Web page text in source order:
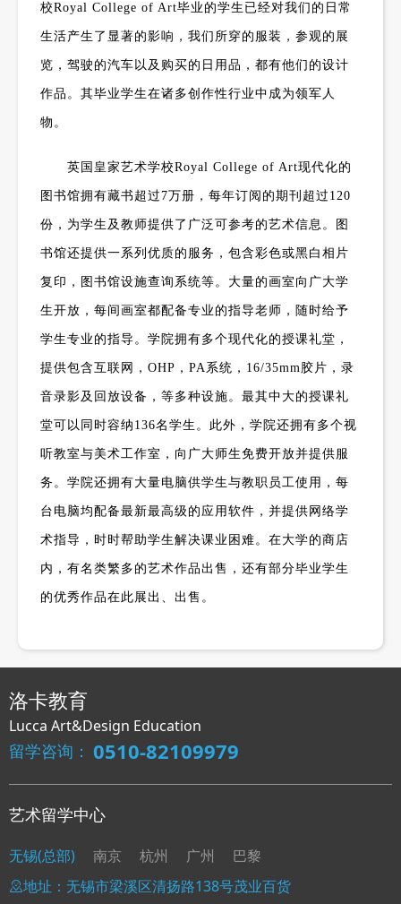
校Royal College of Art毕业的学生已经对我们的日常
生活产生了显著的影响，我们所穿的服装，参观的展
览，驾驶的汽车以及购买的日用品，都有他们的设计
作品。其毕业学生在诸多创作性行业中成为领军人
物。
英国皇家艺术学校Royal College of Art现代化的
图书馆拥有藏书超过 7万册，每年订阅的期刊超过 120
份，为学生及教师提供了广泛可参考的艺术信息。图
书馆还提供一系列优质的服务，包含彩色或黑白相片
复印，图书馆设施查询系统等。大量的画室向广大学
生开放，每间画室都配备专业的指导老师，随时给予
学生专业的指导。学院拥有多个现代化的授课礼堂，
提供包含互联网， OHP ， PA系统， 16/35mm胶片，录
音录影及回放设备，等多种设施。最其中大的授课礼
堂可以同时容纳 136名学生。此外，学院还拥有多个视
听教室与美术工作室，向广大师生免费开放并提供服
务。学院还拥有大量电脑供学生与教职员工使用，每
台电脑均配备最新最高级的应用软件，并提供网络学
术指导，时时帮助学生解决课业困难。在大学的商店
内，有名类繁多的艺术作品出售，还有部分毕业学生
的优秀作品在此展出、出售。
洛卡教育
Lucca Art&Design Education
留学咨询： 0510-82109979
艺术留学中心
无锡(总部) 南京 杭州 广州
巴黎
地址：无锡市梁溪区清扬路138号茂业百货